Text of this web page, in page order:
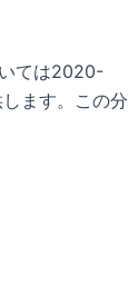
ては2020-
ます。この分